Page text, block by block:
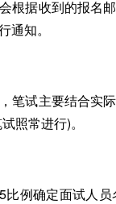
据收到的报名
知。
试主要结合实
照常进行)。
例确定面试人员